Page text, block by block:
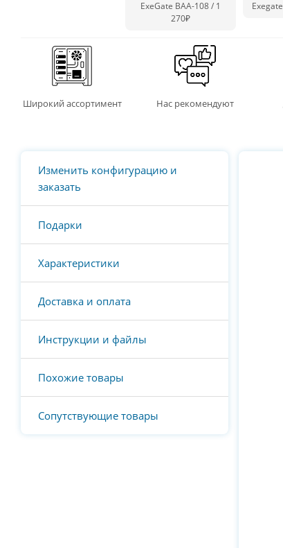
ExeGate BAA-108 / 1
270₽
Широкий ассортимент Нас рекомендуют
Изменить конфигурацию и
заказать
Подарки
Характеристики
Доставка и оплата
Инструкции и файлы
Похожие товары
Сопутствующие товары